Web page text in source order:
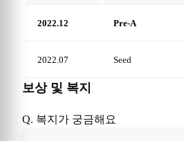
2022.12 Pre-A
2022.07 Seed
보상 및 복지
Q. 복지가 궁금해요